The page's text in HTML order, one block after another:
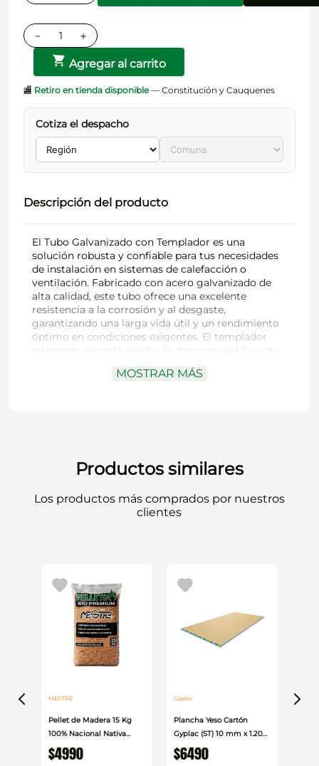
＋
－
Agregar al carrito
🏬 Retiro en tienda disponible— Constitución y Cauquenes
Cotiza el despacho
Descripción del producto
El Tubo Galvanizado con Templador es una
solución robusta y confiable para tus necesidades
de instalación en sistemas de calefacción o
ventilación. Fabricado con acero galvanizado de
alta calidad, este tubo ofrece una excelente
resistencia a la corrosión y al desgaste,
garantizando una larga vida útil y un rendimiento
óptimo en condiciones exigentes. El templador
integrado permite ajustar la dirección del flujo de
funcionalidad y el control del sistema. Ideal para
Templador es una opción práctica y de alta calidad
para asegurar el mejor rendimiento en tus
MOSTRAR MÁS
Productos similares
Los productos más comprados por nuestros
clientes
MESTRE
Pellet de Madera 15 Kg
100% Nacional Nativa
Mestre
$4990
Gyplac
Plancha Yeso Cartón
Gyplac (ST) 10 mm x 1.20
cm x 2.40cm
$6490